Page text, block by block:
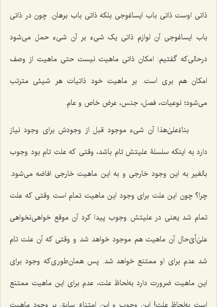
ذاتی اوست ذاتی باب ایساغوجی بلکه ذاتی باب برهان. چون در ذاتی
باب ایساغوجی آن لوازم ذاتی یک شیء بر آن شیء حمل می‌شود
درحالی‌که گفتیم: امکان ذاتی ماهیت نیست حتی ماهیت از وصف
امکان هم بری است. بر ماهیت خود ذاتیات هر شیئی مترتب
می‌شود؛ نوعیات، فصل، جنس، عرض خاص و عام.
بناءًعلیٰ‌هذا آن شیء موجود قبل از وجودش برای وجود نیاز
دارد به اینکه سلسلۀ علیتش تام باشد، وقتی که علت تام بود وجوب
بالغیر به این وجود خارجی و به این ماهیت خارجی افاضه می‌شود.
چرا؟ چون این علت برای وجود این ماهیت تمام است وقتی که علت
تمام شد یعنی در علیتش وجوب پیدا کرد آن موقع خواهی‌نخواهی
علیٰ‌أیّ‌حال آن ماهیت هم موجود خواهد شد و وقتی که آن علت تام
شد عدم برای او ممتنع خواهد شد. پس همان‌طوری‌که وجود برای
این ماهیت ضرورت دارد به‌لحاظ علت، عدم برای این ماهیت ممتنع